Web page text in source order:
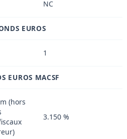
NC
EUROS
1
EUROS MACSF
(hors
3.150 %